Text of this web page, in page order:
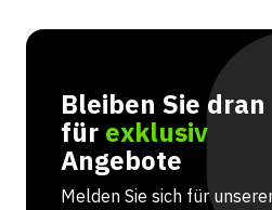
Bleiben Sie dran
für exklusiv
Angebote
Melden Sie sich für